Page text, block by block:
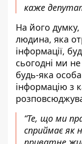
каже
На його
людина, яка
інформації,
сьогодні ми
будь-яка
інформацію з
“Те, що ми
сприймає як